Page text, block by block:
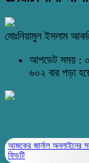
মোঃনিয়ামুল ইসলাম
আপডেট সময় :
৬০২ বার পড়া
আজকের জার্নাল অনলাইনের
ফিডটি